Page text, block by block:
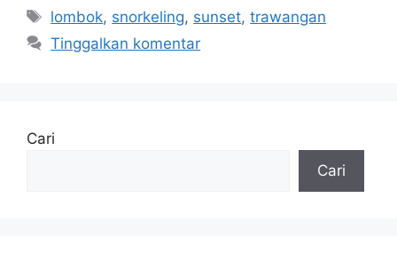
Tag
lombok, snorkeling, sunset,trawangan
Tinggalkan komentar
Cari
Cari